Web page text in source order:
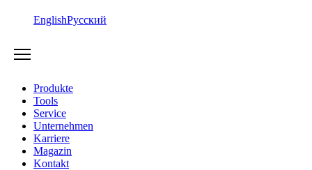
EnglishРусский
Produkte
Tools
Service
Unternehmen
Karriere
Magazin
Kontakt